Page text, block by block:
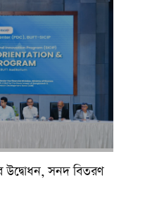
উদ্বোধন, সনদ বিতরণ